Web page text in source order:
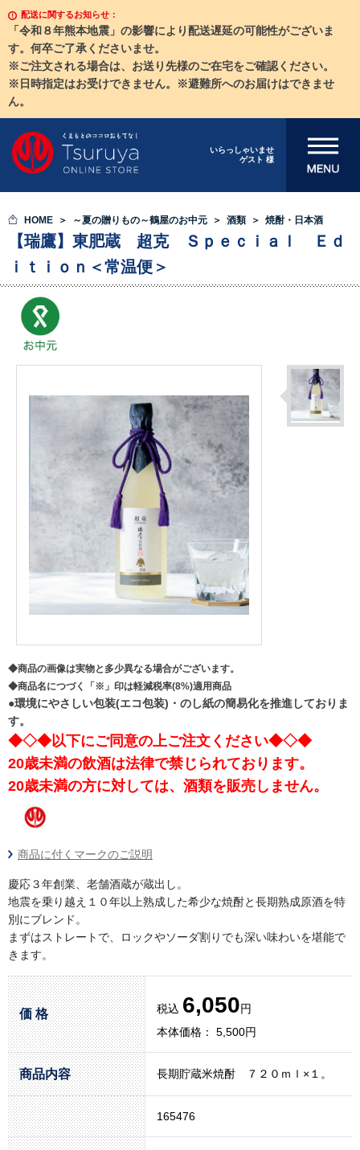
配送に関するお知らせ：
「令和８年熊本地震」の影響により配送遅延の可能性がございま
す。何卒ご了承くださいませ。
※ご注文される場合は、お送り先様のご在宅をご確認ください。
※日時指定はお受けできません。※避難所へのお届けはできませ
ん。
いらっしゃいませ
ゲスト 様
メニューを開
HOME ～夏の贈りもの～鶴屋のお中元 酒類 焼酎・日本酒
【瑞鷹】東肥蔵 超克 Ｓｐｅｃｉａｌ Ｅｄ
ｉｔｉｏｎ＜常温便＞
◆商品の画像は実物と多少異なる場合がございます。
◆商品名につづく「※」印は軽減税率(8%)適用商品
●環境にやさしい包装(エコ包装)・のし紙の簡易化を推進しておりま
す。
◆◇◆以下にご同意の上ご注文ください◆◇◆
20歳未満の飲酒は法律で禁じられております。
20歳未満の方に対しては、酒類を販売しません。
商品に付くマークのご説明
慶応３年創業、老舗酒蔵が蔵出し。
地震を乗り越え１０年以上熟成した希少な焼酎と長期熟成原酒を特
別にブレンド。
まずはストレートで、ロックやソーダ割りでも深い味わいを堪能で
きます。
価 格 税込 6,050円
本体価格： 5,500円
商品内容 長期貯蔵米焼酎 ７２０ｍｌ×１。
165476